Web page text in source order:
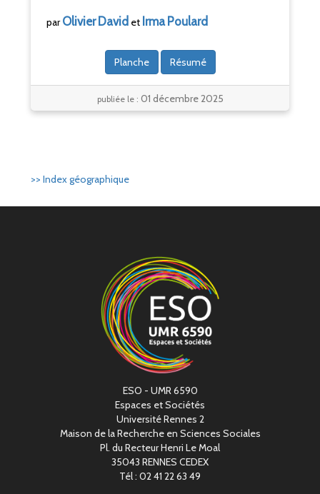
parOlivier David et Irma Poulard
Planche Résumé
publiée le : 01 décembre 2025
>> Index géographique
ESO - UMR 6590
Espaces et Sociétés
Université Rennes 2
Maison de la Recherche en Sciences Sociales
Pl. du Recteur Henri Le Moal
35043 RENNES CEDEX
Tél : 02 41 22 63 49